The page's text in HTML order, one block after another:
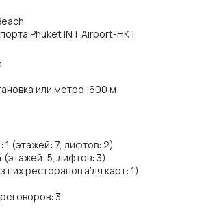
Phuket INT Airport-HKT
или метро :600 м
1 (этажей: 7, лифтов: 2)
(этажей: 5, лифтов: 3)
них ресторанов а’ля карт: 1)
3